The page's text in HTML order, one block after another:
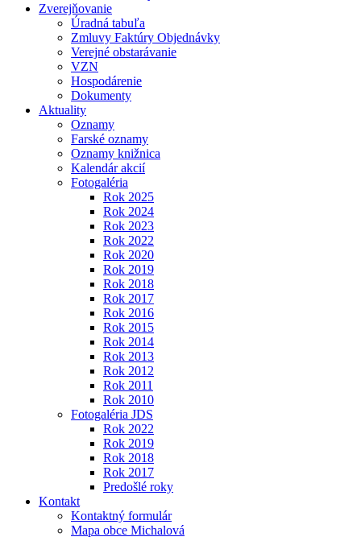
Zverejňovanie
Úradná tabuľa
Zmluvy Faktúry Objednávky
Verejné obstarávanie
VZN
Hospodárenie
Dokumenty
Aktuality
Oznamy
Farské oznamy
Oznamy knižnica
Kalendár akcií
Fotogaléria
Rok 2025
Rok 2024
Rok 2023
Rok 2022
Rok 2020
Rok 2019
Rok 2018
Rok 2017
Rok 2016
Rok 2015
Rok 2014
Rok 2013
Rok 2012
Rok 2011
Rok 2010
Fotogaléria JDS
Rok 2022
Rok 2019
Rok 2018
Rok 2017
Predošlé roky
Kontakt
Kontaktný formulár
Mapa obce Michalová